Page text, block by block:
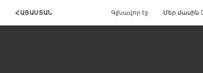
ՀԱՅԱՍՏԱՆ Գլխավոր էջ Մեր մասին